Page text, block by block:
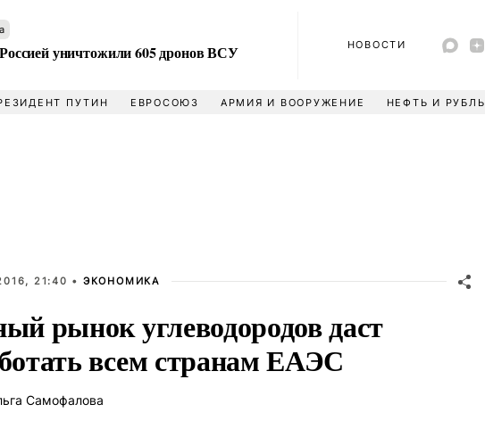
уничтожили 605 дронов ВСУ НОВОСТИ
ПУТИН ЕВРОСОЮЗ АРМИЯ И ВООРУЖЕНИЕ НЕФТЬ И РУБЛЬ
21:40 • ЭКОНОМИКА
рынок углеводородов даст
всем странам ЕАЭС
Самофалова